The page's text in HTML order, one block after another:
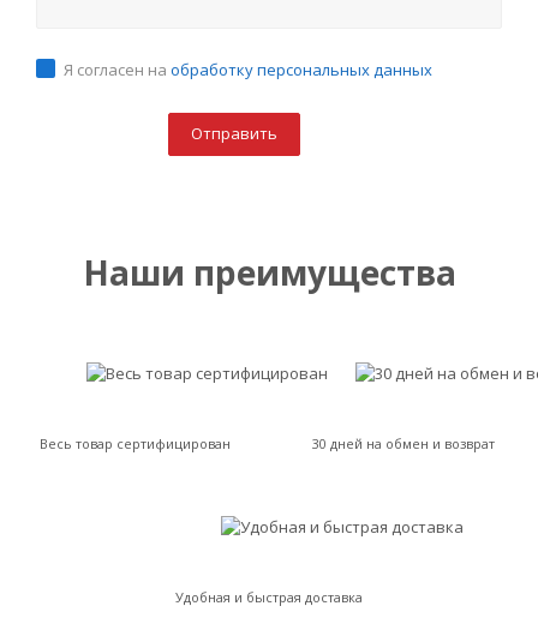
Я согласен на обработку персональных данных
Наши преимущества
Весь товар сертифицирован 30 дней на обмен и возврат
Удобная и быстрая доставка